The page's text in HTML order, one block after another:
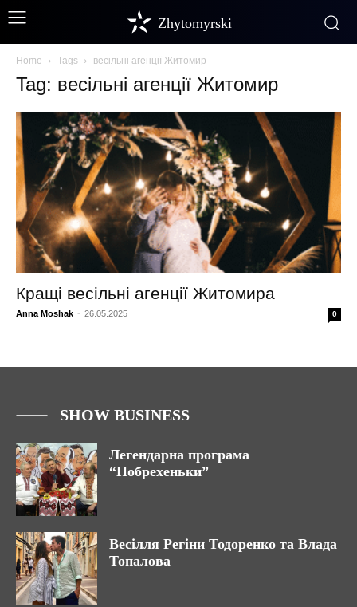
Zhytomyrski
Home Tags весільні агенції Житомир
Tag: весільні агенції Житомир
Кращі весільні агенції Житомира
Anna Moshak - 26.05.2025 0
SHOW BUSINESS
Легендарна програма
“Побрехеньки”
Весілля Регіни Тодоренко та Влада
Топалова